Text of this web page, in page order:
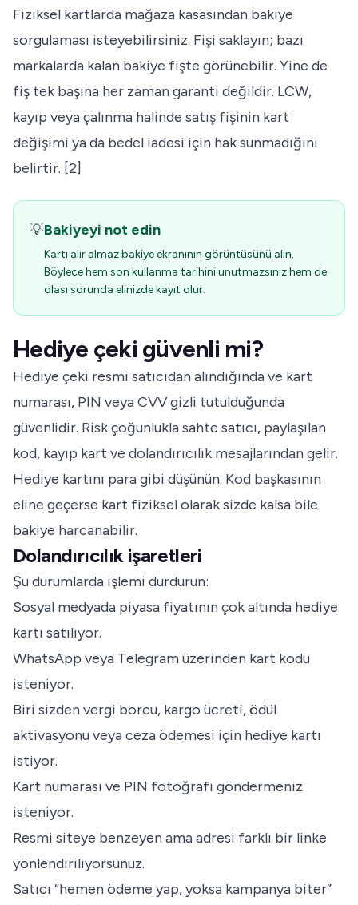
Fiziksel kartlarda mağaza kasasından bakiye
sorgulaması isteyebilirsiniz. Fişi saklayın; bazı
markalarda kalan bakiye fişte görünebilir. Yine de
fiş tek başına her zaman garanti değildir. LCW,
kayıp veya çalınma halinde satış fişinin kart
değişimi ya da bedel iadesi için hak sunmadığını
belirtir. [2]
💡Bakiyeyi not edin
Kartı alır almaz bakiye ekranının görüntüsünü alın.
Böylece hem son kullanma tarihini unutmazsınız hem de
olası sorunda elinizde kayıt olur.
Hediye çeki güvenli mi?
Hediye çeki resmi satıcıdan alındığında ve kart
numarası, PIN veya CVV gizli tutulduğunda
güvenlidir. Risk çoğunlukla sahte satıcı, paylaşılan
kod, kayıp kart ve dolandırıcılık mesajlarından gelir.
Hediye kartını para gibi düşünün. Kod başkasının
eline geçerse kart fiziksel olarak sizde kalsa bile
bakiye harcanabilir.
Dolandırıcılık işaretleri
Şu durumlarda işlemi durdurun:
Sosyal medyada piyasa fiyatının çok altında hediye
kartı satılıyor.
WhatsApp veya Telegram üzerinden kart kodu
isteniyor.
Biri sizden vergi borcu, kargo ücreti, ödül
aktivasyonu veya ceza ödemesi için hediye kartı
istiyor.
Kart numarası ve PIN fotoğrafı göndermeniz
isteniyor.
Resmi siteye benzeyen ama adresi farklı bir linke
yönlendiriliyorsunuz.
Satıcı “hemen ödeme yap, yoksa kampanya biter”